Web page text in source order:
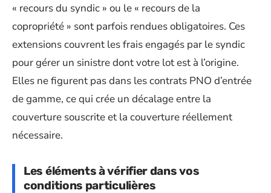
« recours du syndic » ou le « recours de la
copropriété » sont parfois rendues obligatoires. Ces
extensions couvrent les frais engagés par le syndic
pour gérer un sinistre dont votre lot est à l’origine.
Elles ne figurent pas dans les contrats PNO d’entrée
de gamme, ce qui crée un décalage entre la
couverture souscrite et la couverture réellement
nécessaire.
Les éléments à vérifier dans vos
conditions particulières